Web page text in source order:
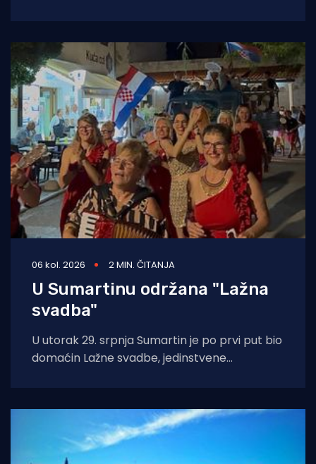
06 kol. 2026 2 MIN. ČITANJA
U Sumartinu održana "Lažna
svadba"
U utorak 29. srpnja Sumartin je po prvi put bio
domaćin Lažne svadbe, jedinstvene